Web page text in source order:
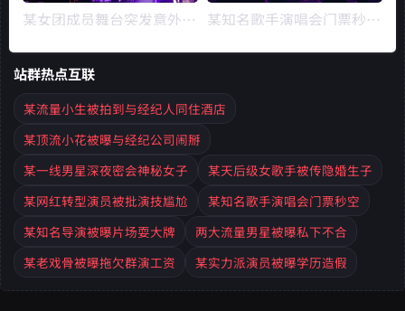
某女团成员舞台突发意外,
某知名歌手演唱会门票秒
站群热点互联
某流量小生被拍到与经纪人同住酒店
某顶流小花被曝与经纪公司闹掰
某一线男星深夜密会神秘女子
某天后级女歌手被传隐婚生子
某网红转型演员被批演技尴尬
某知名歌手演唱会门票秒空
某知名导演被曝片场耍大牌
两大流量男星被曝私下不合
某老戏骨被曝拖欠群演工资
某实力派演员被曝学历造假